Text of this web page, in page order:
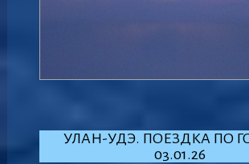
УЛАН-УДЭ. ПОЕЗДКА ПО
03.01.26